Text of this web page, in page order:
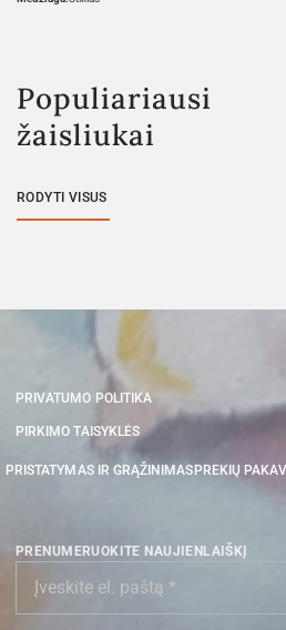
Populiariausi
žaisliukai
RODYTI VISUS
PRIVATUMO POLITIKA
PIRKIMO TAISYKLĖS
PRISTATYMAS IR GRĄŽINIMASPREKIŲ
PRENUMERUOKITE NAUJIENLAIŠKĮ